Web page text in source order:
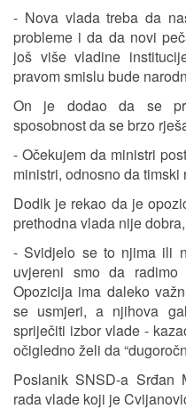
- Nova vlada treba da
probleme i da da novi
još više vladine
pravom smislu bude
On je dodao da se
sposobnost da se brzo
- Očekujem da ministri
ministri, odnosno da timski
Dodik je rekao da je
prethodna vlada nije
- Svidjelo se to njima ili
uvjereni smo da radimo
Opozicija ima daleko
se usmjeri, a njihova
spriječiti izbor vlade -
očigledno želi da
Poslanik SNSD-a Srđan
rada vlade koji je